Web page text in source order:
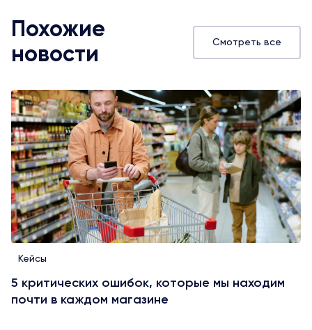
Похожие
новости
Смотреть все
Кейсы
5 критических ошибок, которые мы находим
почти в каждом магазине